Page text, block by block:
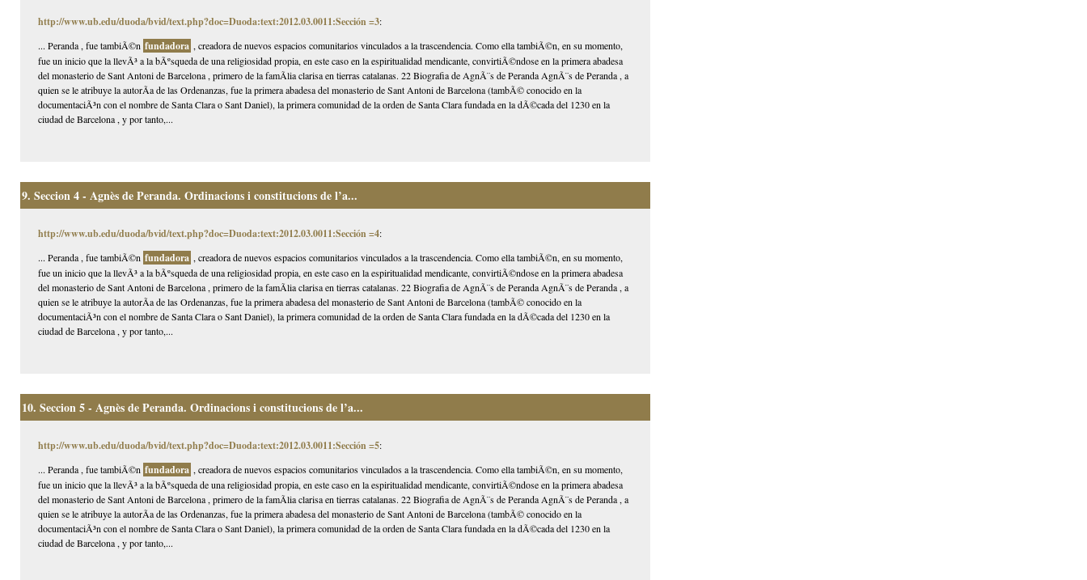
http://www.ub.edu/duoda/bvid/text.php?doc=Duoda:text:2012.03.0011:Sección =3:
... Peranda , fue tambiÃ©n fundadora , creadora de nuevos espacios comunitarios vinculados a la trascendencia. Como ella tambiÃ©n, en su momento,
fue un inicio que la llevÃ³ a la bÃºsqueda de una religiosidad propia, en este caso en la espiritualidad mendicante, convirtiÃ©ndose en la primera abadesa
del monasterio de Sant Antoni de Barcelona , primero de la famÃ­lia clarisa en tierras catalanas. 22 Biografia de AgnÃ¨s de Peranda AgnÃ¨s de Peranda , a
quien se le atribuye la autorÃ­a de las Ordenanzas, fue la primera abadesa del monasterio de Sant Antoni de Barcelona (tambÃ© conocido en la
documentaciÃ³n con el nombre de Santa Clara o Sant Daniel), la primera comunidad de la orden de Santa Clara fundada en la dÃ©cada del 1230 en la
ciudad de Barcelona , y por tanto,...
9. Seccion 4 - Agnès de Peranda. Ordinacions i constitucions de l’a...
http://www.ub.edu/duoda/bvid/text.php?doc=Duoda:text:2012.03.0011:Sección =4:
... Peranda , fue tambiÃ©n fundadora , creadora de nuevos espacios comunitarios vinculados a la trascendencia. Como ella tambiÃ©n, en su momento,
fue un inicio que la llevÃ³ a la bÃºsqueda de una religiosidad propia, en este caso en la espiritualidad mendicante, convirtiÃ©ndose en la primera abadesa
del monasterio de Sant Antoni de Barcelona , primero de la famÃ­lia clarisa en tierras catalanas. 22 Biografia de AgnÃ¨s de Peranda AgnÃ¨s de Peranda , a
quien se le atribuye la autorÃ­a de las Ordenanzas, fue la primera abadesa del monasterio de Sant Antoni de Barcelona (tambÃ© conocido en la
documentaciÃ³n con el nombre de Santa Clara o Sant Daniel), la primera comunidad de la orden de Santa Clara fundada en la dÃ©cada del 1230 en la
ciudad de Barcelona , y por tanto,...
10. Seccion 5 - Agnès de Peranda. Ordinacions i constitucions de l’a...
http://www.ub.edu/duoda/bvid/text.php?doc=Duoda:text:2012.03.0011:Sección =5:
... Peranda , fue tambiÃ©n fundadora , creadora de nuevos espacios comunitarios vinculados a la trascendencia. Como ella tambiÃ©n, en su momento,
fue un inicio que la llevÃ³ a la bÃºsqueda de una religiosidad propia, en este caso en la espiritualidad mendicante, convirtiÃ©ndose en la primera abadesa
del monasterio de Sant Antoni de Barcelona , primero de la famÃ­lia clarisa en tierras catalanas. 22 Biografia de AgnÃ¨s de Peranda AgnÃ¨s de Peranda , a
quien se le atribuye la autorÃ­a de las Ordenanzas, fue la primera abadesa del monasterio de Sant Antoni de Barcelona (tambÃ© conocido en la
documentaciÃ³n con el nombre de Santa Clara o Sant Daniel), la primera comunidad de la orden de Santa Clara fundada en la dÃ©cada del 1230 en la
ciudad de Barcelona , y por tanto,...